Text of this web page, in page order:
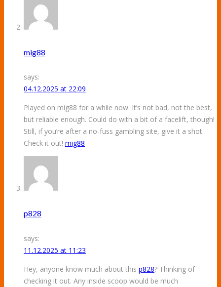
mig88
says:
04.12.2025 at 22:09
Played on mig88 for a while now. It’s not bad, not the best,
but reliable enough. Could do with a bit of a facelift, though!
Still, if you’re after a no-fuss gambling site, give it a shot.
Check it out! mig88
p828
says:
11.12.2025 at 11:23
Hey, anyone know much about this p828? Thinking of
checking it out. Any inside scoop would be much